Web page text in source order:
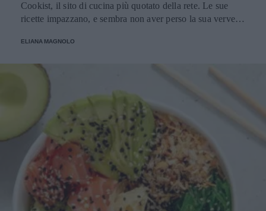
Cookist, il sito di cucina più quotato della rete. Le sue
ricette impazzano, e sembra non aver perso la sua verve
veramente stupendo.
ELIANA MAGNOLO